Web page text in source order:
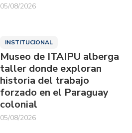
05/08/2026
INSTITUCIONAL
Museo de ITAIPU alberga
taller donde exploran
historia del trabajo
forzado en el Paraguay
colonial
05/08/2026